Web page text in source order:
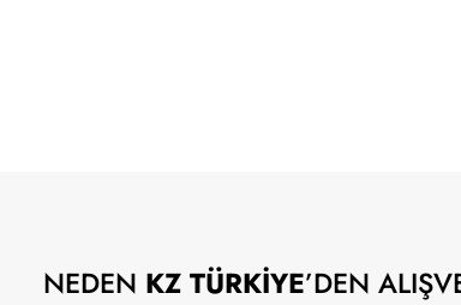
NEDEN KZ TÜRKİYE’DEN